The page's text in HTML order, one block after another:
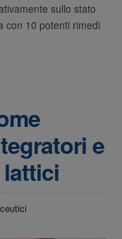
sullo stato
con 10 potenti rimedi
e